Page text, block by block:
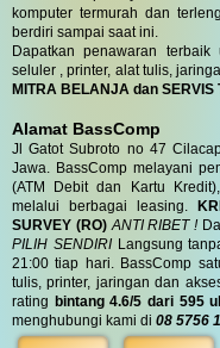
komputer termurah dan
berdiri sampai saat ini.
Dapatkan penawaran
seluler , printer, alat tulis,
MITRA BELANJA dan SERVIS
Alamat BassComp
Jl Gatot Subroto no 47
Jawa. BassComp melayani
(ATM Debit dan Kartu
melalui berbagai leasing.
SURVEY (RO) ANTI RIBET !
PILIH SENDIRILangsung
21:00 tiap hari. BassComp
tulis, printer, jaringan dan
rating bintang 4.6/5 dari 595
menghubungi kami di 08 5756